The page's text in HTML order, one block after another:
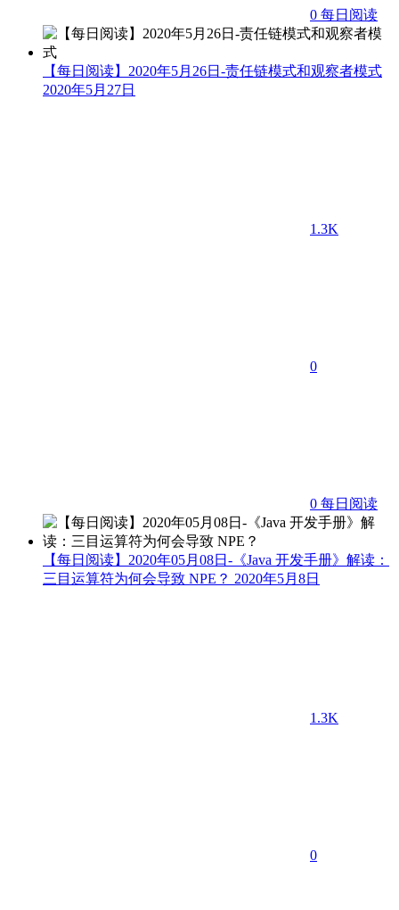
0 每日阅读
【每日阅读】2020年5月26日-责任链模式和观察者模式
2020年5月27日
1.3K
0
0 每日阅读
【每日阅读】2020年05月08日-《Java 开发手册》解读：
三目运算符为何会导致 NPE？ 2020年5月8日
1.3K
0